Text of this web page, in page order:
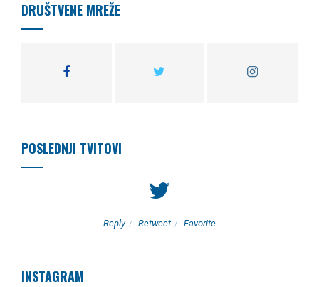
DRUŠTVENE MREŽE
POSLEDNJI TVITOVI
Reply Retweet Favorite
INSTAGRAM